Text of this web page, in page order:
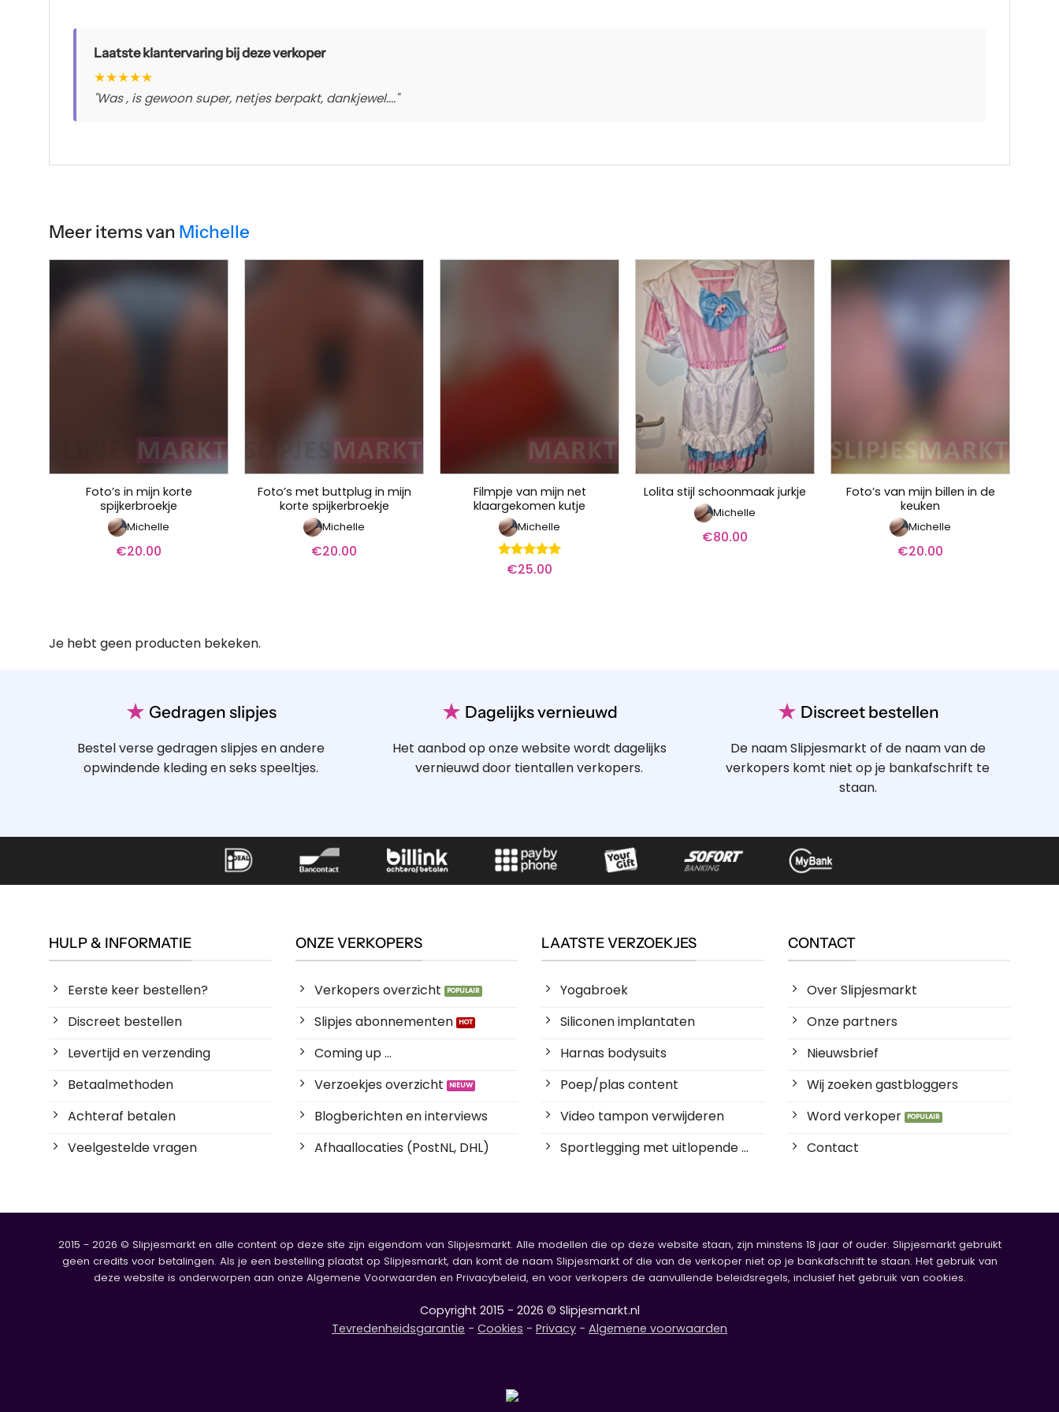
Laatste klantervaring bij deze verkoper
★★★★★
"Was , is gewoon super, netjes berpakt, dankjewel...."
Meer items van Michelle
Foto’s in mijn korte
spijkerbroekje
Michelle
€20.00
Foto’s met buttplug in mijn
korte spijkerbroekje
Michelle
€20.00
Filmpje van mijn net
klaargekomen kutje
Michelle
Waardering
€25.00
Lolita stijl schoonmaak jurkje
Michelle
€80.00
Foto’s van mijn billen in de
keuken
Michelle
€20.00
Je hebt geen producten bekeken.
★ Gedragen slipjes
Bestel verse gedragen slipjes en andere
opwindende kleding en seks speeltjes.
★ Dagelijks vernieuwd
Het aanbod op onze website wordt dagelijks
vernieuwd door tientallen verkopers.
★ Discreet bestellen
De naam Slipjesmarkt of de naam van de
verkopers komt niet op je bankafschrift te
staan.
HULP & INFORMATIE
Eerste keer bestellen?
Discreet bestellen
Levertijd en verzending
Betaalmethoden
Achteraf betalen
Veelgestelde vragen
ONZE VERKOPERS
Verkopers overzicht
Slipjes abonnementen
Coming up ...
Verzoekjes overzicht
Blogberichten en interviews
Afhaallocaties (PostNL, DHL)
LAATSTE VERZOEKJES
Yogabroek
Siliconen implantaten
Harnas bodysuits
Poep/plas content
Video tampon verwijderen
Sportlegging met uitlopende ...
CONTACT
Over Slipjesmarkt
Onze partners
Nieuwsbrief
Wij zoeken gastbloggers
Word verkoper
Contact
2015 - 2026 © Slipjesmarkt en alle content op deze site zijn eigendom van Slipjesmarkt. Alle modellen die op deze website staan, zijn minstens 18 jaar of ouder. Slipjesmarkt gebruikt
geen credits voor betalingen. Als je een bestelling plaatst op Slipjesmarkt, dan komt de naam Slipjesmarkt of die van de verkoper niet op je bankafschrift te staan. Het gebruik van
deze website is onderworpen aan onze Algemene Voorwaarden en Privacybeleid, en voor verkopers de aanvullende beleidsregels, inclusief het gebruik van cookies.
Copyright 2015 - 2026 © Slipjesmarkt.nl
Tevredenheidsgarantie - Cookies - Privacy - Algemene voorwaarden